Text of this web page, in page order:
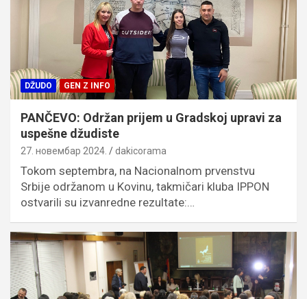
DŽUDO GEN Z INFO
PANČEVO: Održan prijem u Gradskoj upravi za
uspešne džudiste
27. новембар 2024. dakicorama
Tokom septembra, na Nacionalnom prvenstvu
Srbije održanom u Kovinu, takmičari kluba IPPON
ostvarili su izvanredne rezultate:…